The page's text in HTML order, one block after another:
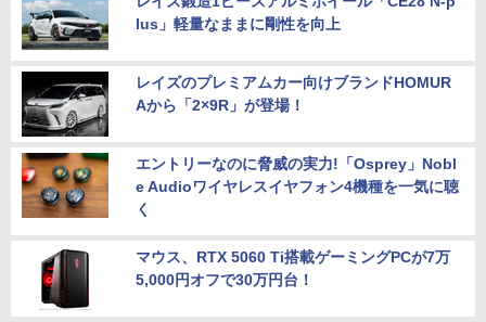
lus」軽量なままに剛性を向上
レイズのプレミアムカー向けブランドHOMUR
Aから「2×9R」が登場！
エントリーなのに脅威の実力!「Osprey」Nobl
e Audioワイヤレスイヤフォン4機種を一気に聴
く
マウス、RTX 5060 Ti搭載ゲーミングPCが7万
5,000円オフで30万円台！